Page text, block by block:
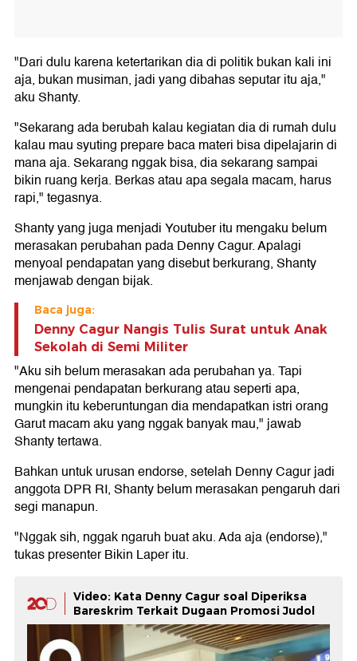
"Dari dulu karena ketertarikan dia di politik bukan kali ini
aja, bukan musiman, jadi yang dibahas seputar itu aja,"
aku Shanty.
"Sekarang ada berubah kalau kegiatan dia di rumah dulu
kalau mau syuting prepare baca materi bisa dipelajarin di
mana aja. Sekarang nggak bisa, dia sekarang sampai
bikin ruang kerja. Berkas atau apa segala macam, harus
rapi," tegasnya.
Shanty yang juga menjadi Youtuber itu mengaku belum
merasakan perubahan pada Denny Cagur. Apalagi
menyoal pendapatan yang disebut berkurang, Shanty
menjawab dengan bijak.
Baca juga:
Denny Cagur Nangis Tulis Surat untuk Anak
Sekolah di Semi Militer
"Aku sih belum merasakan ada perubahan ya. Tapi
mengenai pendapatan berkurang atau seperti apa,
mungkin itu keberuntungan dia mendapatkan istri orang
Garut macam aku yang nggak banyak mau," jawab
Shanty tertawa.
Bahkan untuk urusan endorse, setelah Denny Cagur jadi
anggota DPR RI, Shanty belum merasakan pengaruh dari
segi manapun.
"Nggak sih, nggak ngaruh buat aku. Ada aja (endorse),"
tukas presenter Bikin Laper itu.
Video: Kata Denny Cagur soal Diperiksa
Bareskrim Terkait Dugaan Promosi Judol